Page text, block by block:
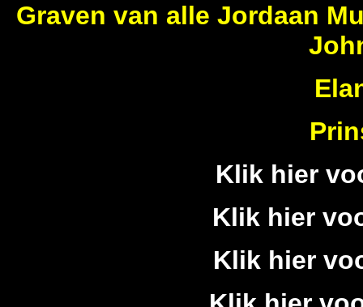
Graven van alle Jordaan
Klik hier
Klik hier
Klik hier